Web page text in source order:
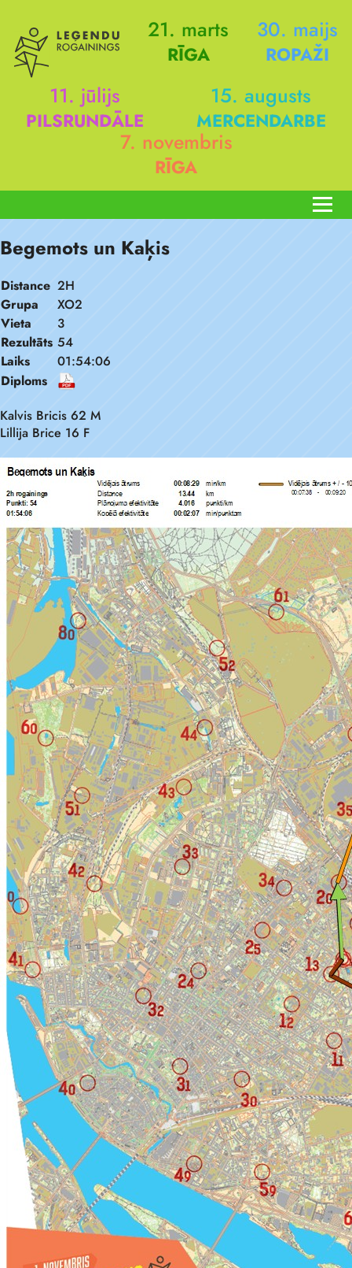
21. marts
RĪGA
30. maijs
ROPAŽI
11. jūlijs
PILSRUNDĀLE
15. augusts
MERCENDARBE
7. novembris
RĪGA
Begemots un Kaķis
Distance 2H
Grupa
XO2
Vieta
3
Rezultāts 54
Laiks
01:54:06
Diploms
Kalvis Bricis 62 M
Lillija Brice 16 F